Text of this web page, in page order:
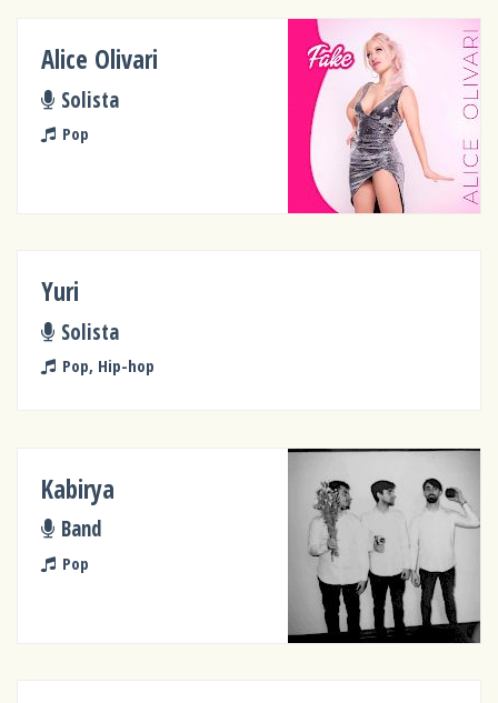
Alice Olivari
Solista
Pop
Yuri
Solista
Pop, Hip-hop
Kabirya
Band
Pop